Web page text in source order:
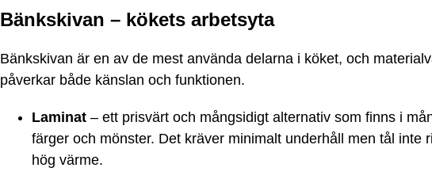
Bänkskivan – kökets arbetsyta
Bänkskivan är en av de mest använda delarna i köket, och
påverkar både känslan och funktionen.
Laminat – ett prisvärt och mångsidigt alternativ som finns i
färger och mönster. Det kräver minimalt underhåll men tål inte
hög värme.